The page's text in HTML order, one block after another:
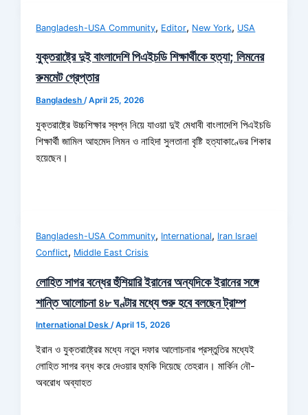
Bangladesh-USA Community, Editor, New York, USA
যুক্তরাষ্ট্রে দুই বাংলাদেশি পিএইচডি শিক্ষার্থীকে হত্যা; লিমনের
রুমমেট গ্রেপ্তার
Bangladesh/April 25, 2026
যুক্তরাষ্ট্রে উচ্চশিক্ষার স্বপ্ন নিয়ে যাওয়া দুই মেধাবী বাংলাদেশি পিএইচডি
শিক্ষার্থী জামিল আহমেদ লিমন ও নাহিদা সুলতানা বৃষ্টি হত্যাকাণ্ডের শিকার
হয়েছেন।
Bangladesh-USA Community, International, Iran Israel
Conflict, Middle East Crisis
লোহিত সাগর বন্ধের হুঁশিয়ারি ইরানের অন্যদিকে ইরানের সঙ্গে
শান্তি আলোচনা ৪৮ ঘণ্টার মধ্যে শুরু হবে বলছেন ট্রাম্প
International Desk/April 15, 2026
ইরান ও যুক্তরাষ্ট্রের মধ্যে নতুন দফার আলোচনার প্রস্তুতির মধ্যেই
লোহিত সাগর বন্ধ করে দেওয়ার হুমকি দিয়েছে তেহরান। মার্কিন নৌ-
অবরোধ অব্যাহত